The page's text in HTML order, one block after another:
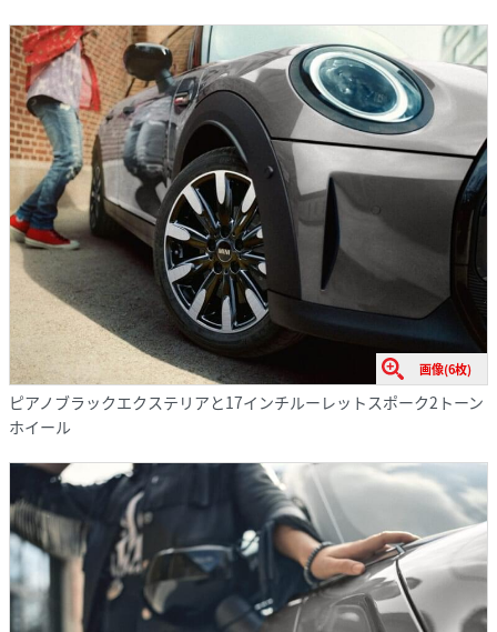
画像(6枚)
ピアノブラックエクステリアと17インチルーレットスポーク2トーン
ホイール